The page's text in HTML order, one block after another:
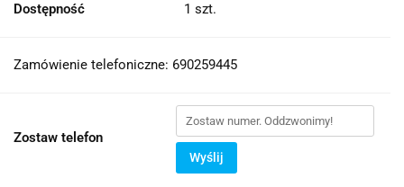
Dostępność 1 szt.
Zamówienie telefoniczne: 690259445
Zostaw telefon
Wyślij